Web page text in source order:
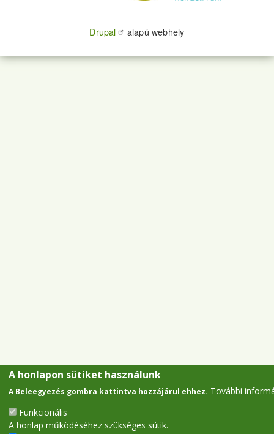
Drupal alapú webhely
A honlapon sütiket használunk
A Beleegyezés gombra kattintva hozzájárul ehhez. További
Funkcionális
A honlap működéséhez szükséges sütik.